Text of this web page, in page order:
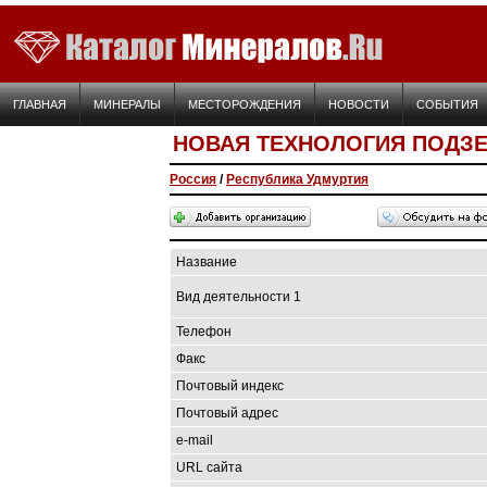
ГЛАВНАЯ МИНЕРАЛЫ МЕСТОРОЖДЕНИЯ НОВОСТИ СОБЫТИЯ
НОВАЯ ТЕХНОЛОГИЯ
Россия / Республика Удмуртия
Название
Вид деятельности 1
Телефон
Факс
Почтовый индекс
Почтовый адрес
e-mail
URL сайта